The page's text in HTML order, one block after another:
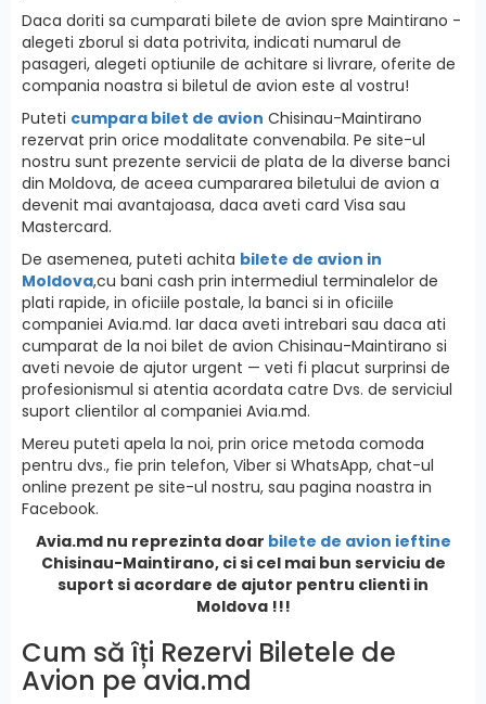
Daca doriti sa cumparati bilete de avion spre Maintirano -
alegeti zborul si data potrivita, indicati numarul de
pasageri, alegeti optiunile de achitare si livrare, oferite de
compania noastra si biletul de avion este al vostru!
Puteti cumpara bilet de avion Chisinau-Maintirano
rezervat prin orice modalitate convenabila. Pe site-ul
nostru sunt prezente servicii de plata de la diverse banci
din Moldova, de aceea cumpararea biletului de avion a
devenit mai avantajoasa, daca aveti card Visa sau
Mastercard.
De asemenea, puteti achita bilete de avion in
Moldova,cu bani cash prin intermediul terminalelor de
plati rapide, in oficiile postale, la banci si in oficiile
companiei Avia.md. Iar daca aveti intrebari sau daca ati
cumparat de la noi bilet de avion Chisinau-Maintirano si
aveti nevoie de ajutor urgent — veti fi placut surprinsi de
profesionismul si atentia acordata catre Dvs. de serviciul
suport clientilor al companiei Avia.md.
Mereu puteti apela la noi, prin orice metoda comoda
pentru dvs., fie prin telefon, Viber si WhatsApp, chat-ul
online prezent pe site-ul nostru, sau pagina noastra in
Facebook.
Avia.md nu reprezinta doar bilete de avion ieftine
Chisinau-Maintirano, ci si cel mai bun serviciu de
suport si acordare de ajutor pentru clienti in
Moldova !!!
Cum să îți Rezervi Biletele de
Avion pe avia.md